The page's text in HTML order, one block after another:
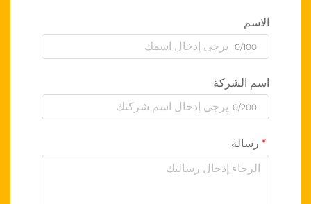
الاسم
0/100
اسم الشركة
0/200
رسالة